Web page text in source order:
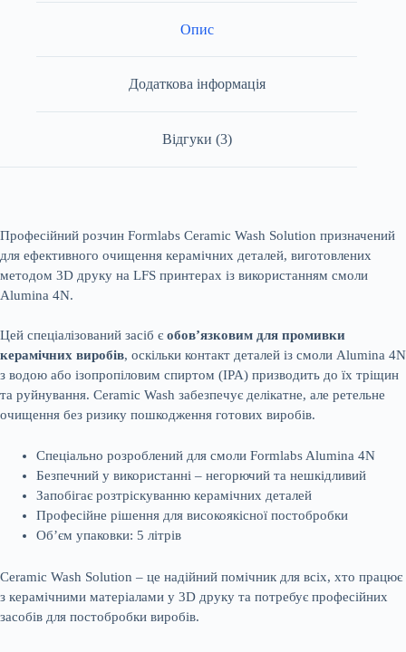
Опис
Додаткова інформація
Відгуки (3)
Професійний розчин Formlabs Ceramic Wash Solution призначений
для ефективного очищення керамічних деталей, виготовлених
методом 3D друку на LFS принтерах із використанням смоли
Alumina 4N.
Цей спеціалізований засіб є обов’язковим для промивки
керамічних виробів, оскільки контакт деталей із смоли Alumina 4N
з водою або ізопропіловим спиртом (IPA) призводить до їх тріщин
та руйнування. Ceramic Wash забезпечує делікатне, але ретельне
очищення без ризику пошкодження готових виробів.
Спеціально розроблений для смоли Formlabs Alumina 4N
Безпечний у використанні – негорючий та нешкідливий
Запобігає розтріскуванню керамічних деталей
Професійне рішення для високоякісної постобробки
Об’єм упаковки: 5 літрів
Ceramic Wash Solution – це надійний помічник для всіх, хто працює
з керамічними матеріалами у 3D друку та потребує професійних
засобів для постобробки виробів.